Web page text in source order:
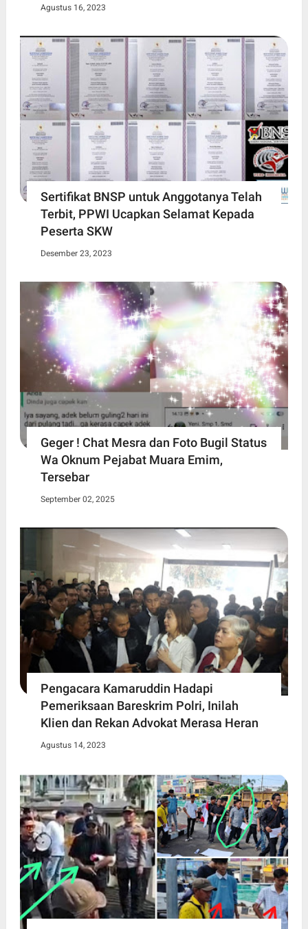
Agustus 16, 2023
Sertifikat BNSP untuk Anggotanya Telah
Terbit, PPWI Ucapkan Selamat Kepada
Peserta SKW
Desember 23, 2023
Geger ! Chat Mesra dan Foto Bugil Status
Wa Oknum Pejabat Muara Emim,
Tersebar
September 02, 2025
Pengacara Kamaruddin Hadapi
Pemeriksaan Bareskrim Polri, Inilah
Klien dan Rekan Advokat Merasa Heran
Agustus 14, 2023